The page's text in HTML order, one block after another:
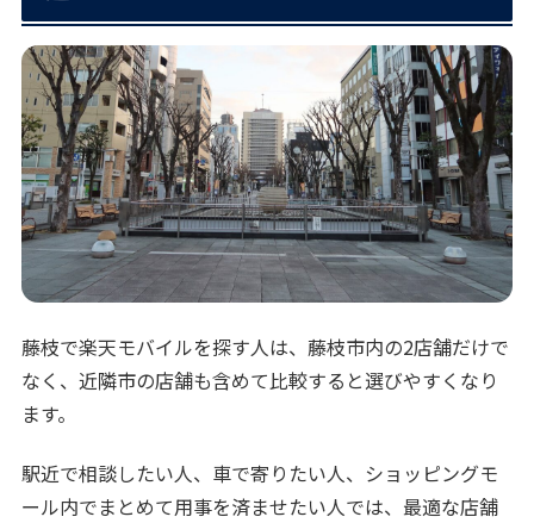
藤枝で楽天モバイルを探す人は、藤枝市内の2店舗だけで
なく、近隣市の店舗も含めて比較すると選びやすくなり
ます。
駅近で相談したい人、車で寄りたい人、ショッピングモ
ール内でまとめて用事を済ませたい人では、最適な店舗